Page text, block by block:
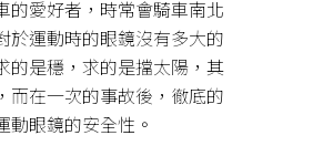
的愛好者，時常會騎車南北
於運動時的眼鏡沒有多大的
的是穩，求的是擋太陽，其
而在一次的事故後，徹底的
動眼鏡的安全性。